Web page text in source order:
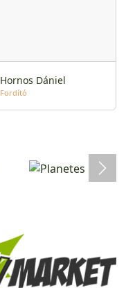
Hornos Dániel
Fordító